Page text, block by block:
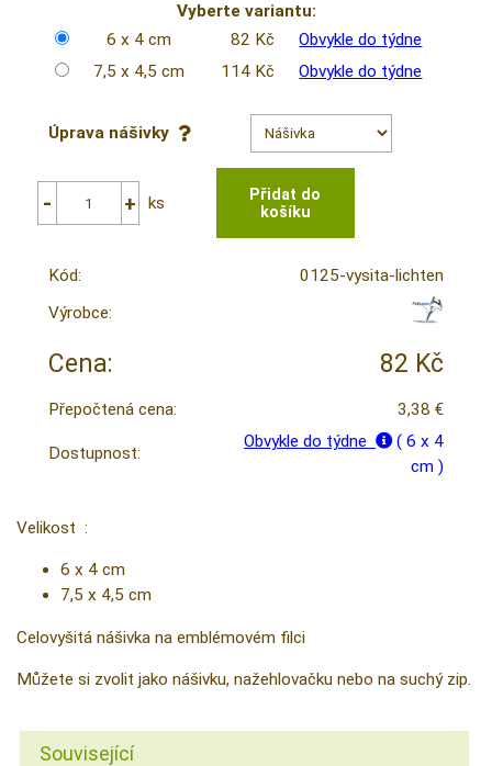
Vyberte variantu:
6 x 4 cm
82 Kč
Obvykle do týdne
7,5 x 4,5 cm
114 Kč Obvykle do týdne
Úprava nášivky
ks
Kód:
0125-vysita-lichten
Výrobce:
Cena: 82 Kč
Přepočtená cena: 3,38 €
Dostupnost:
Obvykle do týdne
( 6 x 4
cm )
Velikost :
6 x 4 cm
7,5 x 4,5 cm
Celovyšitá nášivka na emblémovém filci
Můžete si zvolit jako nášivku, nažehlovačku nebo na suchý zip.
Související